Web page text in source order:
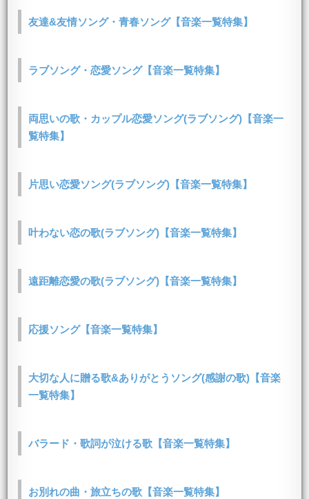
友達&友情ソング・青春ソング【音楽一覧特集】
ラブソング・恋愛ソング【音楽一覧特集】
両思いの歌・カップル恋愛ソング(ラブソング)【音楽一
覧特集】
片思い恋愛ソング(ラブソング)【音楽一覧特集】
叶わない恋の歌(ラブソング)【音楽一覧特集】
遠距離恋愛の歌(ラブソング)【音楽一覧特集】
応援ソング【音楽一覧特集】
大切な人に贈る歌&ありがとうソング(感謝の歌)【音楽
一覧特集】
バラード・歌詞が泣ける歌【音楽一覧特集】
お別れの曲・旅立ちの歌【音楽一覧特集】